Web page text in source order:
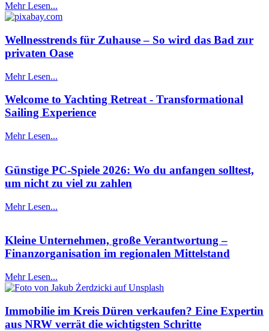
Mehr Lesen...
Wellnesstrends für Zuhause – So wird das Bad zur
privaten Oase
Mehr Lesen...
Welcome to Yachting Retreat - Transformational
Sailing Experience
Mehr Lesen...
Günstige PC-Spiele 2026: Wo du anfangen solltest,
um nicht zu viel zu zahlen
Mehr Lesen...
Kleine Unternehmen, große Verantwortung –
Finanzorganisation im regionalen Mittelstand
Mehr Lesen...
Immobilie im Kreis Düren verkaufen? Eine Expertin
aus NRW verrät die wichtigsten Schritte